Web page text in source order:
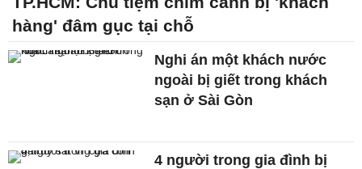
hàng' đâm gục tại chỗ
Nghi án một khách nước
ngoài bị giết trong khách
sạn ở Sài Gòn
4 người trong gia đình bị